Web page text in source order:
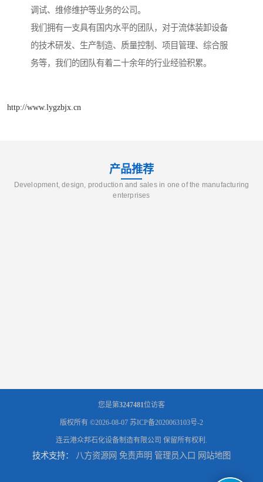
调试、维修维护等业务的公司。
我们拥有一支具有国内水平的团队，对于流体装卸设备
的技术研发、生产制造、质量控制、项目管理、综合服
务等，我们的团队有着二十余年的行业经验积累。
http://www.lygzbjx.cn
产品推荐
Development, design, production and sales in one of the manufacturing
enterprises
您是第3247481位访客
版权所有 ©2026-08-07 苏ICP备2020063103号-2
连云港众邦石化设备制造有限公司 保留所有权利.
技术支持： 八方资源网 免责声明 管理员入口 网站地图